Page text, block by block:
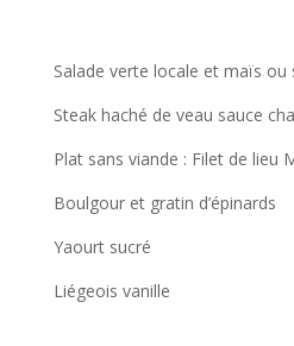
Salade verte locale et maïs ou
Steak haché de veau sauce
Plat sans viande : Filet de lieu
Boulgour et gratin d’épinards
Yaourt sucré
Liégeois vanille